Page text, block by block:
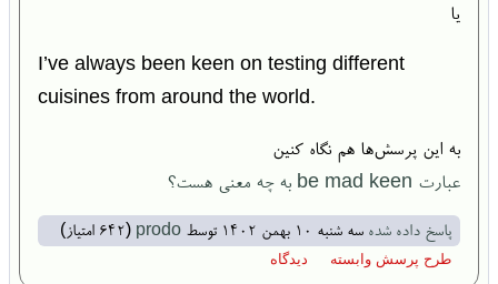
یا
I’ve always been keen on testing different
cuisines from around the world.
به این پرسش‌ها هم نگاه کنین
عبارت be mad keen به چه معنی هست؟
پاسخ داده شده سه شنبه ۱۰ بهمن ۱۴۰۲ توسط prodo
(
642 امتیاز)